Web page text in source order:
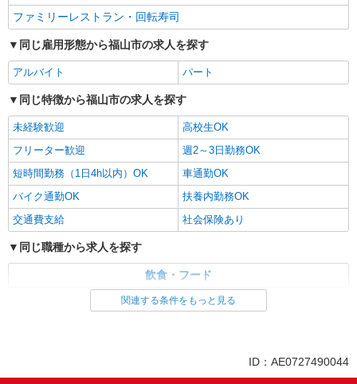
ファミリーレストラン・回転寿司
同じ雇用形態から福山市の求人を探す
アルバイト パート
同じ特徴から福山市の求人を探す
未経験歓迎
高校生OK
フリーター歓迎
週2～3日勤務OK
短時間勤務（1日4h以内）OK
車通勤OK
バイク通勤OK
扶養内勤務OK
交通費支給
社会保険あり
同じ職種から求人を探す
飲食・フード
同じ特徴から求人を探す
車通勤OK
扶養内勤務OK
関連する条件をもっと見る
ID：AE0727490044